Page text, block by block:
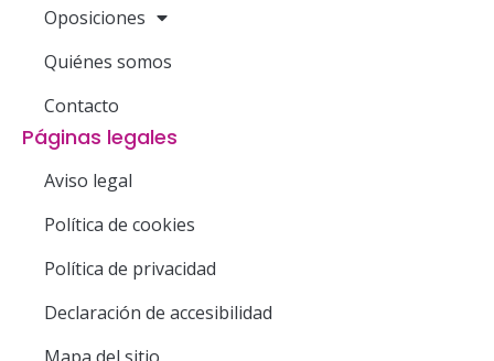
Oposiciones
Quiénes somos
Contacto
Páginas legales
Aviso legal
Política de cookies
Política de privacidad
Declaración de accesibilidad